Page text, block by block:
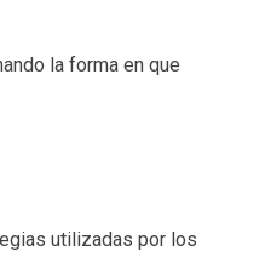
la forma en que
utilizadas por los